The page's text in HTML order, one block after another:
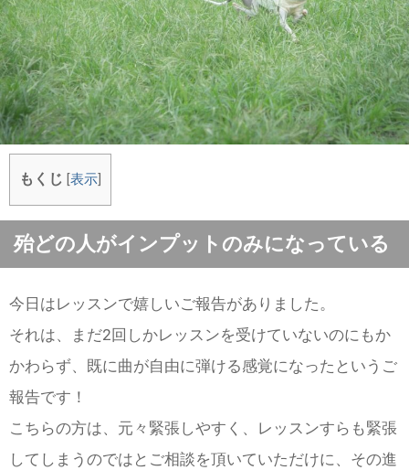
もくじ 表示
殆どの人がインプットのみになっている
今日はレッスンで嬉しいご報告がありました。
それは、まだ2回しかレッスンを受けていないのにもか
かわらず、既に曲が自由に弾ける感覚になったというご
報告です！
こちらの方は、元々緊張しやすく、レッスンすらも緊張
してしまうのではとご相談を頂いていただけに、その進